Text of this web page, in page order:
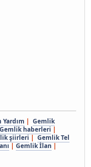
| Gemlik
Gemlik haberleri |
şiirleri | Gemlik Tel
| Gemlik İlan |